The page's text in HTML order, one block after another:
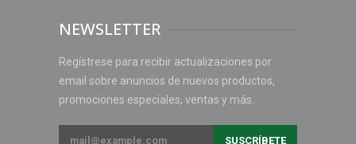
NEWSLETTER
Regístrese para recibir actualizaciones por
email sobre anuncios de nuevos productos,
promociones especiales, ventas y más.